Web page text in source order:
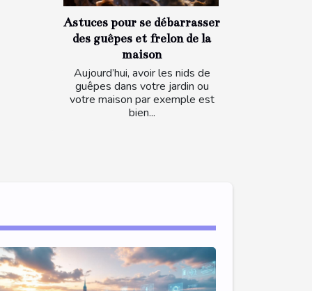
Astuces pour se débarrasser
des guêpes et frelon de la
maison
Aujourd’hui, avoir les nids de
guêpes dans votre jardin ou
votre maison par exemple est
bien...